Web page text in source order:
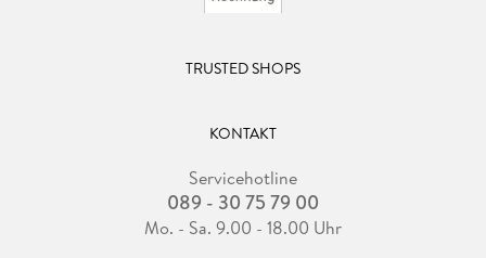
TRUSTED SHOPS
KONTAKT
Servicehotline
089 - 30 75 79 00
Mo. - Sa. 9.00 - 18.00 Uhr